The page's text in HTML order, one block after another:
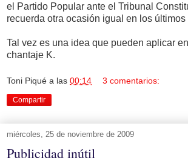
el Partido Popular ante el Tribunal
recuerda otra ocasión igual en los últimos
Tal vez es una idea que pueden aplicar
chantaje K.
Toni Piqué a las 00:14 3 comentarios:
Compartir
miércoles, 25 de noviembre de 2009
Publicidad inútil